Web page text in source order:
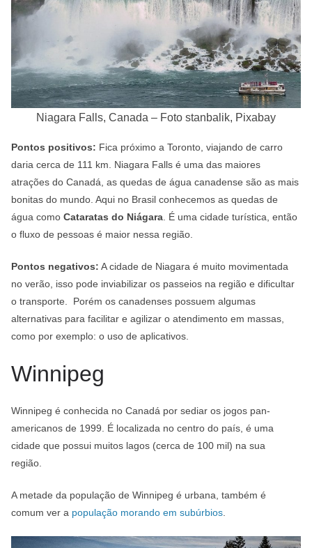
Niagara Falls, Canada – Foto stanbalik, Pixabay
Pontos positivos: Fica próximo a Toronto, viajando de carro
daria cerca de 111 km. Niagara Falls é uma das maiores
atrações do Canadá, as quedas de água canadense são as mais
bonitas do mundo. Aqui no Brasil conhecemos as quedas de
água como Cataratas do Niágara . É uma cidade turística, então
o fluxo de pessoas é maior nessa região.
Pontos negativos: A cidade de Niagara é muito movimentada
no verão, isso pode inviabilizar os passeios na região e dificultar
o transporte. Porém os canadenses possuem algumas
alternativas para facilitar e agilizar o atendimento em massas,
como por exemplo: o uso de aplicativos.
Winnipeg
Winnipeg é conhecida no Canadá por sediar os jogos pan-
americanos de 1999. É localizada no centro do país, é uma
cidade que possui muitos lagos (cerca de 100 mil) na sua
região.
A metade da população de Winnipeg é urbana, também é
comum ver a população morando em subúrbios